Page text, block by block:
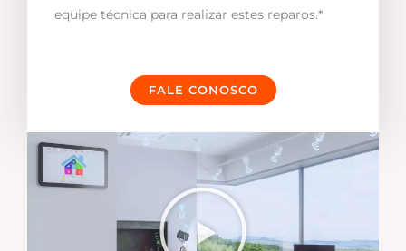
equipe técnica para realizar estes reparos.*
FALE CONOSCO